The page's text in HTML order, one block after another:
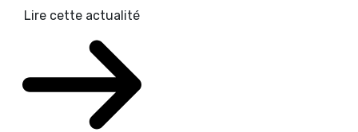
Lire cette actualité